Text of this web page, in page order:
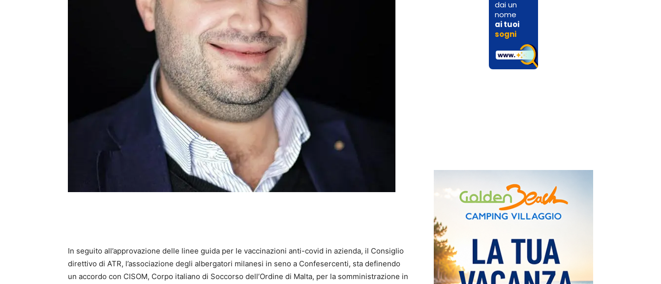
In seguito all’approvazione delle linee guida per le vaccinazioni anti-covid in azienda, il Consiglio
direttivo di ATR, l’associazione degli albergatori milanesi in seno a Confesercenti, sta definendo
un accordo con CISOM, Corpo italiano di Soccorso dell’Ordine di Malta, per la somministrazione in